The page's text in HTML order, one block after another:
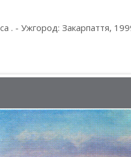
. - Ужгород: Закарпаття,